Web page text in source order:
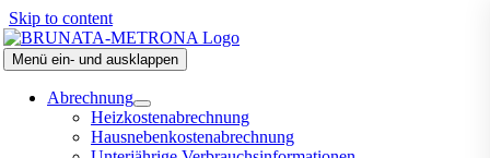
Skip to content
Menü ein- und ausklappen
Abrechnung
Heizkostenabrechnung
Hausnebenkostenabrechnung